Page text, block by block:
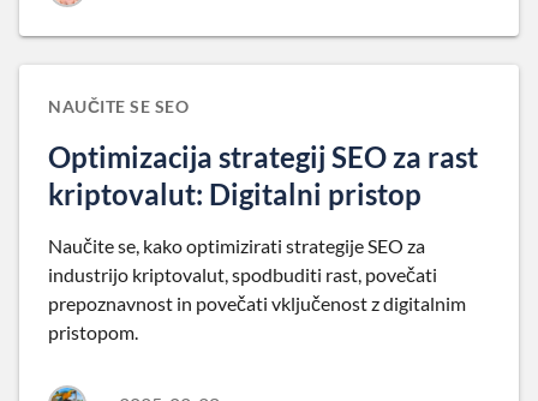
NAUČITE SE SEO
Optimizacija strategij SEO za rast
kriptovalut: Digitalni pristop
Naučite se, kako optimizirati strategije SEO za
industrijo kriptovalut, spodbuditi rast, povečati
prepoznavnost in povečati vključenost z digitalnim
pristopom.